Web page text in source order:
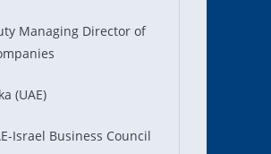
Managing Director of
(UAE)
Israel Business Council